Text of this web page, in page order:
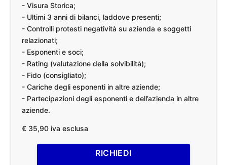
- Visura Storica;
- Ultimi 3 anni di bilanci, laddove presenti;
- Controlli protesti negatività su azienda e soggetti
relazionati;
- Esponenti e soci;
- Rating (valutazione della solvibilità);
- Fido (consigliato);
- Cariche degli esponenti in altre aziende;
- Partecipazioni degli esponenti e dell’azienda in altre
aziende.
€ 35,90 iva esclusa
RICHIEDI